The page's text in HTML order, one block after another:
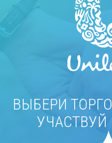
ВЫБЕРИ
УЧАСТВУЙ